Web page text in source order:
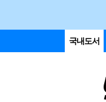
국내도서